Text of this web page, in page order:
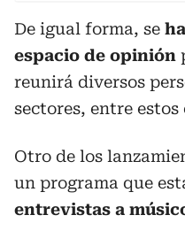
De igual forma, se
espacio de opinión
reunirá diversos
sectores, entre
Otro de los
un programa que
entrevistas a